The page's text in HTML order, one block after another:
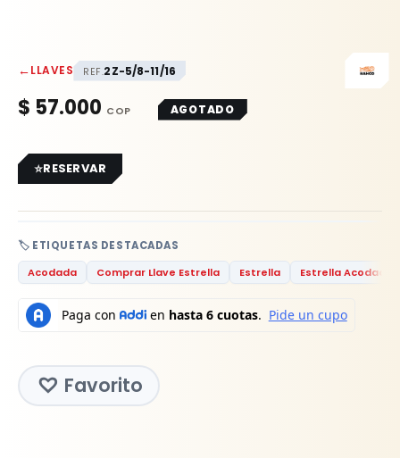
←LLAVES REF.2Z-5/8-11/16
$ 57.000 AGOTADO
🏷️ ETIQUETAS DESTACADAS
Acodada
Comprar Llave Estrella Estrella Estrella Acodada
RESERVAR
Favorito